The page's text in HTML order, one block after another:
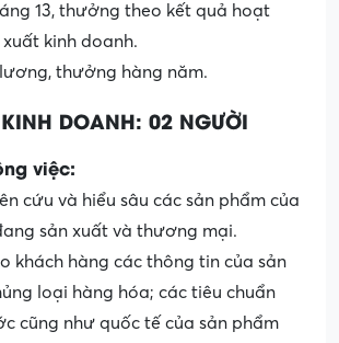
13, thưởng theo kết quả hoạt
kinh doanh.
thưởng hàng năm.
DOANH: 02 NGƯỜI
việc:
cứu và hiểu sâu các sản phẩm của
sản xuất và thương mại.
khách hàng các thông tin của sản
loại hàng hóa; các tiêu chuẩn
cũng như quốc tế của sản phẩm